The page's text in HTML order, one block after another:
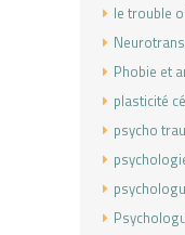
le trouble
Phobie et
plasticité
psycho